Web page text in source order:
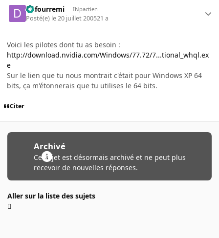
dufourremi INpactien
Posté(e) le 20 juillet 200521 a
Voici les pilotes dont tu as besoin :
http://download.nvidia.com/Windows/77.72/7...tional_whql.ex
e
Sur le lien que tu nous montrait c'était pour Windows XP 64
bits, ça m'étonnerais que tu utilises le 64 bits.
Citer
Archivé
Ce sujet est désormais archivé et ne peut plus
recevoir de nouvelles réponses.
Aller sur la liste des sujets